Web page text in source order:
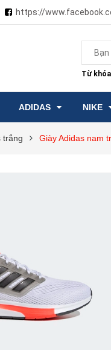
https://
Từ
ADIDAS NIKE
trắng Giày Adidas nam